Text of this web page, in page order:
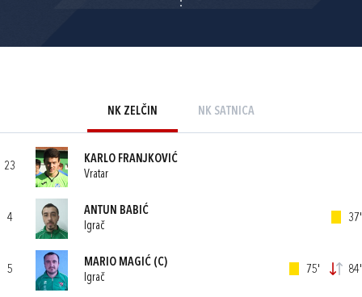
NK ZELČIN NK SATNICA
23
KARLO FRANJKOVIĆ
Vratar
4
ANTUN BABIĆ
Igrač
37'
5
MARIO MAGIĆ (C)
Igrač
75' 84'